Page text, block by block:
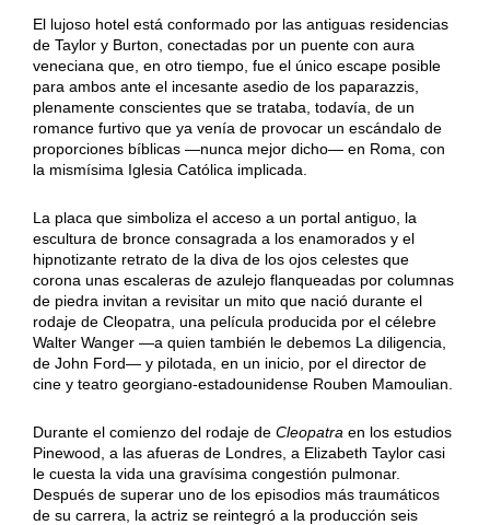
El lujoso hotel está conformado por las antiguas residencias
de Taylor y Burton, conectadas por un puente con aura
veneciana que, en otro tiempo, fue el único escape posible
para ambos ante el incesante asedio de los paparazzis,
plenamente conscientes que se trataba, todavía, de un
romance furtivo que ya venía de provocar un escándalo de
proporciones bíblicas —nunca mejor dicho— en Roma, con
la mismísima Iglesia Católica implicada.
La placa que simboliza el acceso a un portal antiguo, la
escultura de bronce consagrada a los enamorados y el
hipnotizante retrato de la diva de los ojos celestes que
corona unas escaleras de azulejo flanqueadas por columnas
de piedra invitan a revisitar un mito que nació durante el
rodaje de Cleopatra, una película producida por el célebre
Walter Wanger —a quien también le debemos La diligencia,
de John Ford— y pilotada, en un inicio, por el director de
cine y teatro georgiano-estadounidense Rouben Mamoulian.
Durante el comienzo del rodaje de Cleopatra en los estudios
Pinewood, a las afueras de Londres, a Elizabeth Taylor casi
le cuesta la vida una gravísima congestión pulmonar.
Después de superar uno de los episodios más traumáticos
de su carrera, la actriz se reintegró a la producción seis